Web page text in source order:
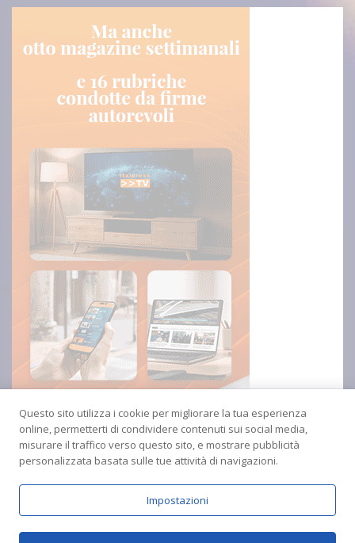
Questo sito utilizza i cookie per migliorare la tua esperienza
online, permetterti di condividere contenuti sui social media,
misurare il traffico verso questo sito, e mostrare pubblicità
personalizzata basata sulle tue attività di navigazioni.
Impostazioni